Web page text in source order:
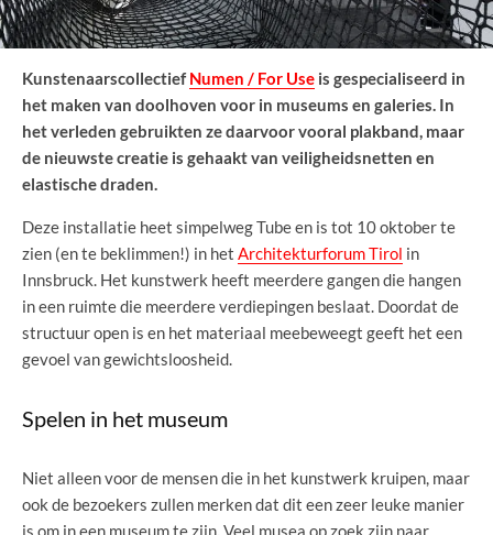
KunstenaarscollectiefNumen / For Use is gespecialiseerd in
het maken van doolhoven voor in museums en galeries. In
het verleden gebruikten ze daarvoor vooral plakband, maar
de nieuwste creatie is gehaakt van veiligheidsnetten en
elastische draden.
Deze installatie heet simpelweg Tube en is tot 10 oktober te
zien (en te beklimmen!) in het Architekturforum Tirol in
Innsbruck. Het kunstwerk heeft meerdere gangen die hangen
in een ruimte die meerdere verdiepingen beslaat. Doordat de
structuur open is en het materiaal meebeweegt geeft het een
gevoel van gewichtsloosheid.
Spelen in het museum
Niet alleen voor de mensen die in het kunstwerk kruipen, maar
ook de bezoekers zullen merken dat dit een zeer leuke manier
is om in een museum te zijn. Veel musea op zoek zijn naar